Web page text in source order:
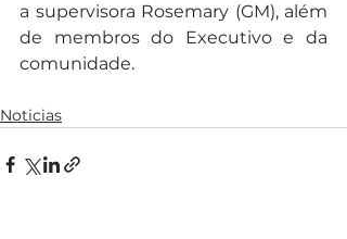
a supervisora Rosemary (GM), além
de membros do Executivo e da
comunidade.
Noticias